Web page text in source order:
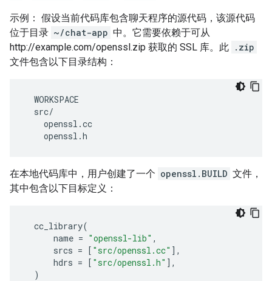
示例： 假设当前代码库包含聊天程序的源代码，该源代码
位于目录 ~/chat-app 中。它需要依赖于可从
http://example.com/openssl.zip 获取的 SSL 库。此 .zip
文件包含以下目录结构：
  WORKSPACE
  src/
    openssl.cc
在本地代码库中，用户创建了一个 openssl.BUILD 文件，
其中包含以下目标定义：
cc_library(
name = "openssl-lib" ,
srcs = [ "src/openssl.cc" ],
hdrs = [ "src/openssl.h" ],
)